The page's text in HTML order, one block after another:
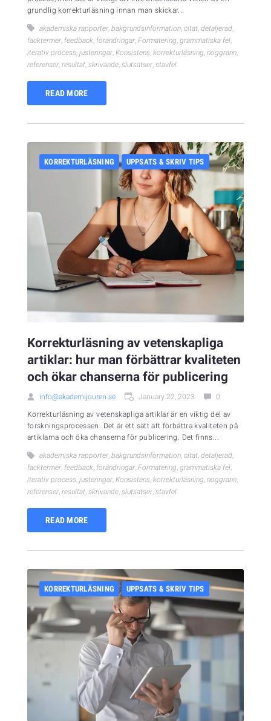
grundlig korrekturläsning innan man skickar...
akademiska rapporter, bakgrundsinformation, citat, detaljerad,
facktermer, feedback, förändringar, Formatering, grammatiska fel,
iterativ process, justeringar, Konsistens, korrekturläsning, noggrann,
referenser, resultat, skrivande, slutsatser, stavfel
READ MORE
KORREKTURLÄSNING UPPSATS & SKRIV TIPS
Korrekturläsning av vetenskapliga
artiklar: hur man förbättrar kvaliteten
och ökar chanserna för publicering
info@akademijouren.se January 22, 2023 0
Korrekturläsning av vetenskapliga artiklar är en viktig del av
forskningsprocessen. Det är ett sätt att förbättra kvaliteten på
artiklarna och öka chanserna för publicering. Det finns...
akademiska rapporter, bakgrundsinformation, citat, detaljerad,
facktermer, feedback, förändringar, Formatering, grammatiska fel,
iterativ process, justeringar, Konsistens, korrekturläsning, noggrann,
referenser, resultat, skrivande, slutsatser, stavfel
READ MORE
KORREKTURLÄSNING UPPSATS & SKRIV TIPS